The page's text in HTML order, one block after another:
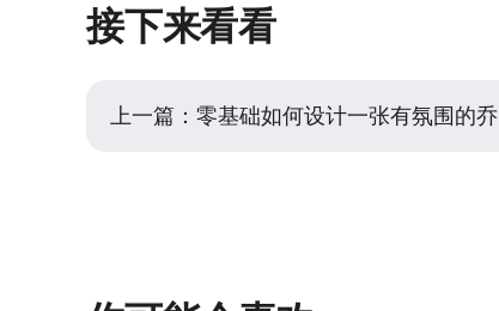
证视觉效果。
接下来看看
上一篇： 零基础如何设计一张有氛围的乔迁之喜喜庆宣传海报？